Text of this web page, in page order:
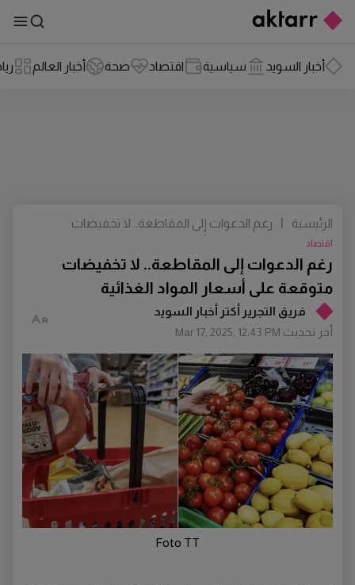
أخبار السويد سياسية اقتصاد صحة أخبار العالم
فريق التجرير أكتر أخبار السويد
أخر تحديث Mar 17, 2025, 12:43 PM
رغم الدعوات إلى المقاطعة.. لا تخفيضات
متوقعة على أسعار المواد الغذائية
اقتصاد
الرئيسية
رغم الدعوات إلى المقاطعة.. لا تخفيضات
Foto TT